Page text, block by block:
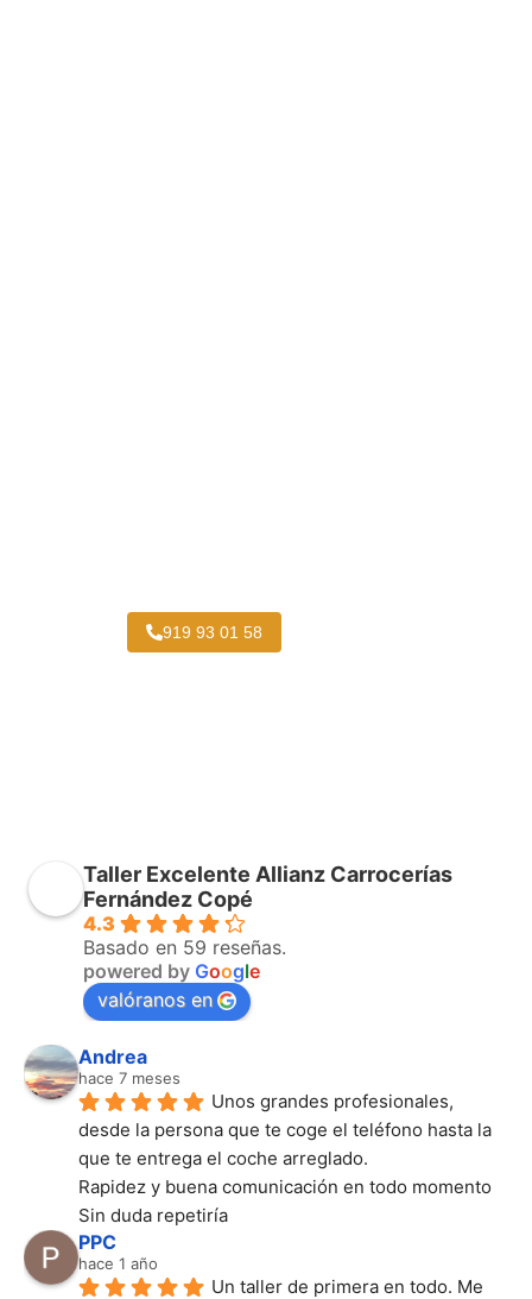
919 93 01 58
Taller Excelente Allianz Carrocerías
Fernández Copé
4.3
Basado en 59 reseñas.
powered by Google
valóranos en
Andrea
hace 7 meses
Unos grandes profesionales,
desde la persona que te coge el teléfono hasta la
que te entrega el coche arreglado.
Rapidez y buena comunicación en todo momento
Sin duda repetiría
PPC
hace 1 año
Un taller de primera en todo. Me